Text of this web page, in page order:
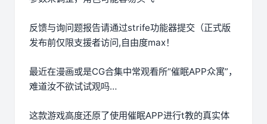
反馈与询问题报告请通过strife功能器提交（正式版
发布前仅限支援者访问,自由度max！
最近在漫画或是CG合集中常观看所“催眠APP众寓”，
难道汝不欲试试观吗…
这款游戏高度还原了使用催眠APP进行t教的真实体